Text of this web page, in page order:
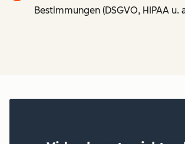
Bestimmungen (DSGVO, HIPAA u.